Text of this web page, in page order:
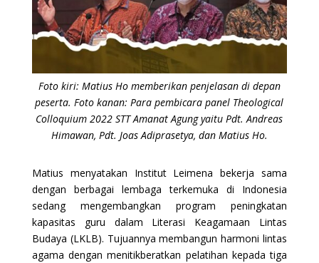
Foto kiri: Matius Ho memberikan penjelasan di depan
peserta. Foto kanan: Para pembicara panel Theological
Colloquium 2022 STT Amanat Agung yaitu Pdt. Andreas
Himawan, Pdt. Joas Adiprasetya, dan Matius Ho.
Matius menyatakan Institut Leimena bekerja sama
dengan berbagai lembaga terkemuka di Indonesia
sedang mengembangkan program peningkatan
kapasitas guru dalam Literasi Keagamaan Lintas
Budaya (LKLB). Tujuannya membangun harmoni lintas
agama dengan menitikberatkan pelatihan kepada tiga